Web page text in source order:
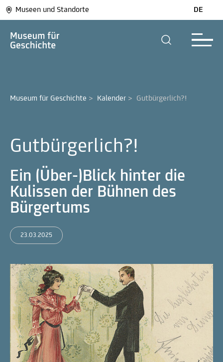
Museen und Standorte DE
Museum für Geschichte > Kalender > Gutbürgerlich?!
Gutbürgerlich?!
Ein (Über-)Blick hinter die
Kulissen der Bühnen des
Bürgertums
23.03.2025